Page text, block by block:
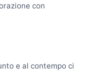
con
e al contempo ci